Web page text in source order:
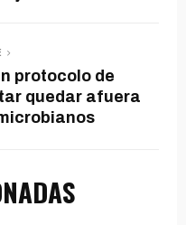
protocolo de
quedar afuera